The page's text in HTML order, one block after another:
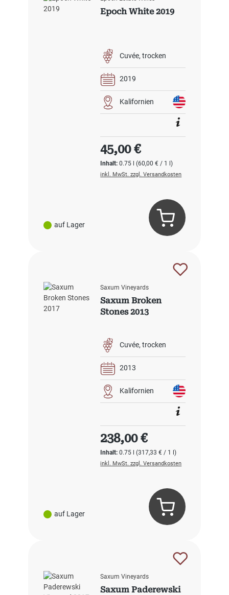
auf Lager
Epoch White 2019
Cuvée trocken
2019
Kalifornien
Inhalt:0.75 l(60,00 € / 1 l)
Regulärer Preis:
45,00 €
inkl. MwSt. zzgl. Versandkosten
auf Lager
Saxum Vineyards
Saxum Broken
Stones 2013
Cuvée trocken
2013
Kalifornien
Inhalt:0.75 l(317,33 € / 1 l)
Regulärer Preis:
238,00 €
inkl. MwSt. zzgl. Versandkosten
Saxum Vineyards
Saxum Paderewski